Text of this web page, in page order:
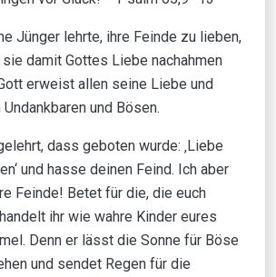
Jünger lehrte, ihre Feinde zu lieben,
damit Gottes Liebe nachahmen
erweist allen seine Liebe und
Undankbaren und Bösen.
dass geboten wurde: ‚Liebe
und hasse deinen Feind. Ich aber
Feinde! Betet für die, die euch
ihr wie wahre Kinder eures
Denn er lässt die Sonne für Böse
und sendet Regen für die